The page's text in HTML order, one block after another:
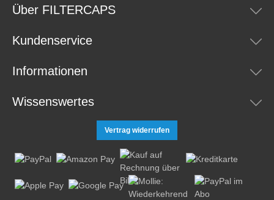
Über FILTERCAPS
Kundenservice
Informationen
Wissenswertes
Vertrag widerrufen